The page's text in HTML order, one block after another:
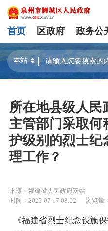
首页 区政府 政务公
所在地县级人民
主管部门采取何
护级别的烈士纪
理工作？
来源：福建省人民政府网站
时间：2025-07-17 08:22
浏览量：
《福建省烈士纪念设施